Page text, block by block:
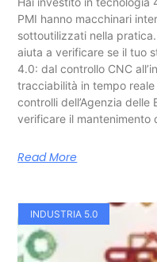
PMI hanno macchinari
sottoutilizzati nella
aiuta a verificare se il tuo
4.0: dal controllo CNC
tracciabilità in tempo
controlli dell’Agenzia
verificare il mantenimento
Read More
INDUSTRIA 5.0